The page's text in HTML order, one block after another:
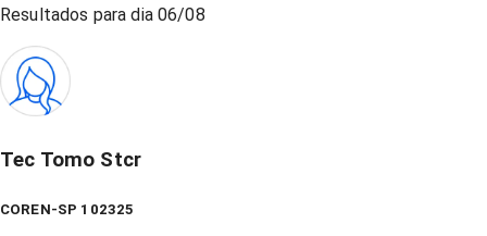
Resultados para dia 06/08
Tec Tomo Stcr
COREN-SP 102325